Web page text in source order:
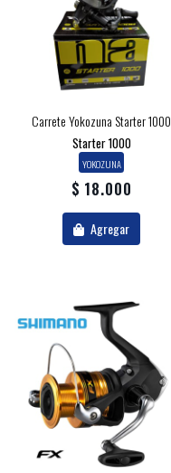
Carrete Yokozuna Starter 1000
Starter 1000
YOKOZUNA
$ 18.000
Agregar